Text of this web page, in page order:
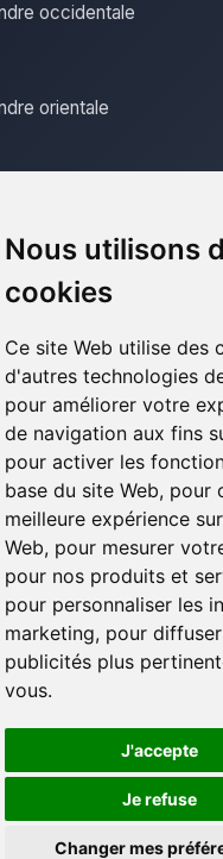
Nous utilisons
cookies
Ce site Web utilise des
d'autres technologies
pour améliorer votre
de navigation aux fins
pour activer les
base du site Web, pour
meilleure expérience
Web, pour mesurer
pour nos produits et
pour personnaliser les
marketing, pour
publicités plus
vous.
J'accepte
Je refuse
Changer mes
occidentale
orientale
du luxembourg
Brocanteur Vide Maison | Vide
Vide Maison Hainaut